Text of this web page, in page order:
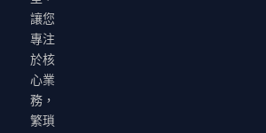
讓您
專注
於核
心業
務，
繁瑣